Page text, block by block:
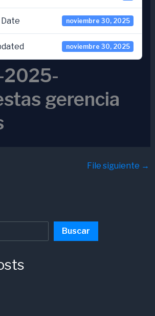
noviembre 30, 2025
noviembre 30, 2025
2025-
gerencia
File siguiente →
Buscar